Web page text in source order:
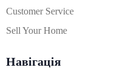
Customer Service
Sell Your Home
Навігація